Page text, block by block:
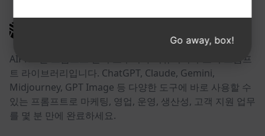
AIPRM은 프롬프트 관리 도구이자 커뮤니티 주도의 프롬프
트 라이브러리입니다. ChatGPT, Claude, Gemini,
Midjourney, GPT Image 등 다양한 도구에 바로 사용할 수
있는 프롬프트로 마케팅, 영업, 운영, 생산성, 고객 지원 업무
를 몇 분 만에 완료하세요.
Go away, box!